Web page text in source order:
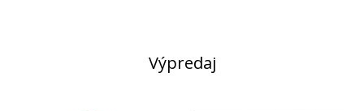
Výpredaj